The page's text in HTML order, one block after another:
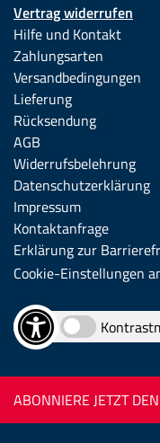
Vertrag widerrufen
Hilfe und Kontakt
Zahlungsarten
Versandbedingungen
Lieferung
Rücksendung
AGB
Widerrufsbelehrung
Datenschutzerklärung
Impressum
Kontaktanfrage
Erklärung zur
Cookie-Einstellungen
ABONNIERE JETZT